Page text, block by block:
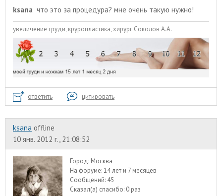
ksana что это за процедура? мне очень такую нужно!
увеличение груди, круропластика, хирург Соколов А.А.
ответить цитировать
ksana offline
10 янв. 2012 г., 21:08:52
Город: Москва
На форуме:14 лет и 7 месяцев
Сообщений: 45
Сказал(а) спасибо: 0 раз